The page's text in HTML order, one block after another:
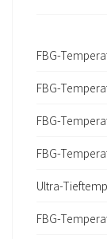
FBG-
FBG-
FBG-
FBG-
Ultra-
FBG-